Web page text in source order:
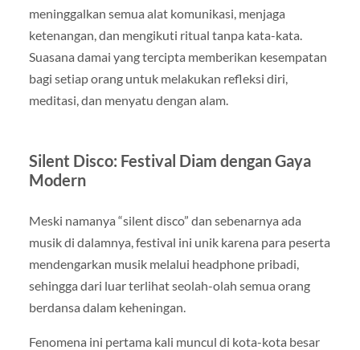
meninggalkan semua alat komunikasi, menjaga
ketenangan, dan mengikuti ritual tanpa kata-kata.
Suasana damai yang tercipta memberikan kesempatan
bagi setiap orang untuk melakukan refleksi diri,
meditasi, dan menyatu dengan alam.
Silent Disco: Festival Diam dengan Gaya
Modern
Meski namanya “silent disco” dan sebenarnya ada
musik di dalamnya, festival ini unik karena para peserta
mendengarkan musik melalui headphone pribadi,
sehingga dari luar terlihat seolah-olah semua orang
berdansa dalam keheningan.
Fenomena ini pertama kali muncul di kota-kota besar